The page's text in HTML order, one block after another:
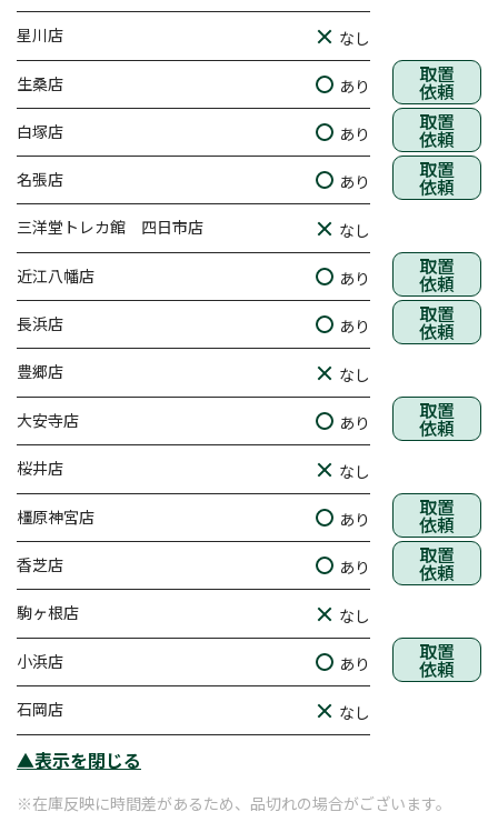
星川店 なし
生桑店 あり 取置
依頼
白塚店 あり 取置
依頼
名張店 あり 取置
依頼
三洋堂トレカ館 四日市店 なし
近江八幡店 あり 取置
依頼
長浜店 あり 取置
依頼
豊郷店 なし
大安寺店 あり 取置
依頼
桜井店 なし
橿原神宮店 あり 取置
依頼
香芝店 あり 取置
依頼
駒ヶ根店 なし
小浜店 あり 取置
依頼
石岡店 なし
▲表示を閉じる
※在庫反映に時間差があるため、品切れの場合がございます。